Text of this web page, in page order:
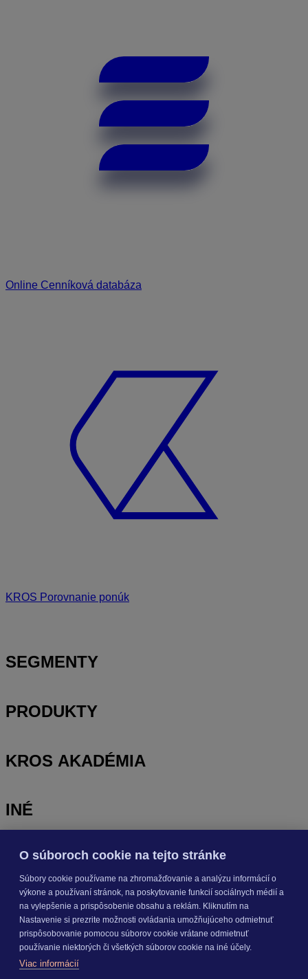
Online Cenníková databáza
KROS Porovnanie ponúk
SEGMENTY
PRODUKTY
KROS AKADÉMIA
INÉ
OdoberajteNOVINKY
O nás
Prihlásiť sa
O súboroch cookie na tejto stránke
Súbory cookie používame na zhromažďovanie a analýzu informácií o
výkone a používaní stránok, na poskytovanie funkcií sociálnych médií a
na vylepšenie a prispôsobenie obsahu a reklám. Kliknutím na
Nastavenie si prezrite možnosti ovládania umožňujúceho odmietnuť
prispôsobovanie pomocou súborov cookie vrátane odmietnuť
používanie niektorých či všetkých súborov cookie na iné účely.
Viac informácií